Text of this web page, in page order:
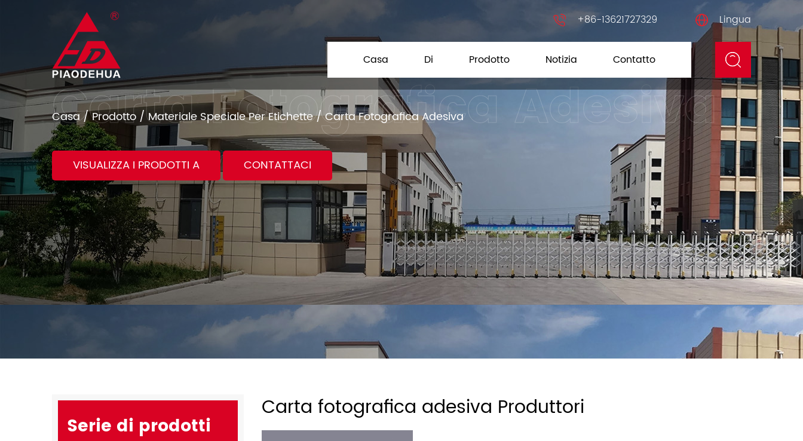
+86-13621727329 Lingua
Casa Di Prodotto Notizia Contatto
Casa/Prodotto /Materiale Speciale Per Etichette/Carta Fotografica Adesiva
VISUALIZZA I PRODOTTI A CONTATTACI
Serie di prodotti
Carta fotografica adesiva Produttori